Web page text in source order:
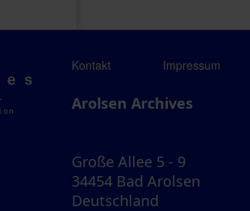
Kontakt Impressum
Arolsen Archives
Große Allee 5 - 9
34454 Bad Arolsen
Deutschland